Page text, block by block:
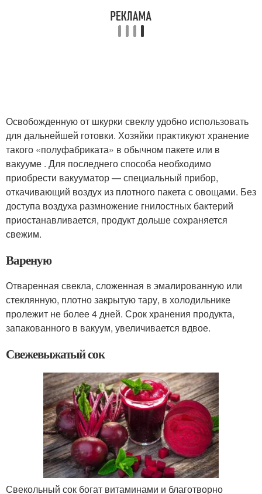
Освобожденную от шкурки свеклу удобно использовать
для дальнейшей готовки. Хозяйки практикуют хранение
такого «полуфабриката» в обычном пакете или в
вакууме . Для последнего способа необходимо
приобрести вакууматор — специальный прибор,
откачивающий воздух из плотного пакета с овощами. Без
доступа воздуха размножение гнилостных бактерий
приостанавливается, продукт дольше сохраняется
свежим.
Вареную
Отваренная свекла, сложенная в эмалированную или
стеклянную, плотно закрытую тару, в холодильнике
пролежит не более 4 дней. Срок хранения продукта,
запакованного в вакуум, увеличивается вдвое.
Свежевыжатый сок
Свекольный сок богат витаминами и благотворно